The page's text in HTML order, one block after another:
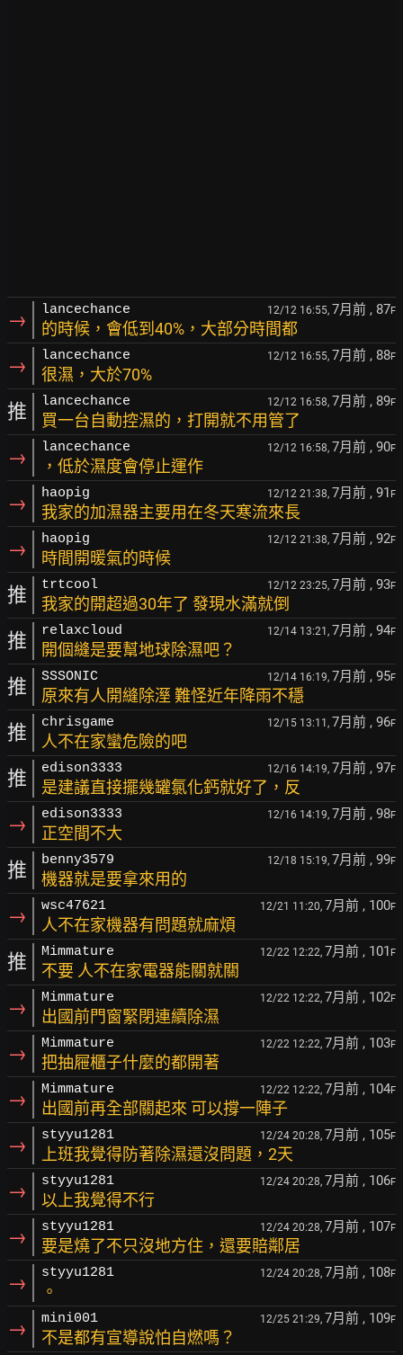
→ lancechance 12/12 16:55, 7月前 , 87F
的時候，會低到40%，大部分時間都
→ lancechance 12/12 16:55, 7月前 , 88F
很濕，大於70%
推 lancechance 12/12 16:58, 7月前 , 89F
買一台自動控濕的，打開就不用管了
→ lancechance 12/12 16:58, 7月前 , 90F
，低於濕度會停止運作
→ haopig 12/12 21:38, 7月前 , 91 F
我家的加濕器主要用在冬天寒流來長
→ haopig 12/12 21:38, 7月前 , 92F
時間開暖氣的時候
推 trtcool 12/12 23:25, 7月前 , 93F
我家的開超過30年了 發現水滿就倒
推 relaxcloud 12/14 13:21, 7月前 , 94F
開個縫是要幫地球除濕吧？
推 SSSONIC 12/14 16:19, 7月前 , 95F
原來有人開縫除溼 難怪近年降雨不穩
推 chrisgame 12/15 13:11, 7月前 , 96F
人不在家蠻危險的吧
推 edison3333 12/16 14:19, 7月前 , 97F
是建議直接擺幾罐氯化鈣就好了，反
→ edison3333 12/16 14:19, 7月前 , 98F
正空間不大
推 benny3579 12/18 15:19, 7月前 , 99F
機器就是要拿來用的
→ wsc47621 12/21 11:20, 7月前 , 100F
人不在家機器有問題就麻煩
推 Mimmature 12/22 12:22, 7月前 , 101 F
不要 人不在家電器能關就關
→ Mimmature 12/22 12:22, 7月前 , 102F
出國前門窗緊閉連續除濕
→ Mimmature 12/22 12:22, 7月前 , 103F
把抽屜櫃子什麼的都開著
→ Mimmature 12/22 12:22, 7月前 , 104F
出國前再全部關起來 可以撐一陣子
→ styyu1281 12/24 20:28, 7月前 , 105F
上班我覺得防著除濕還沒問題，2天
→ styyu1281 12/24 20:28, 7月前 , 106F
以上我覺得不行
→ styyu1281 12/24 20:28, 7月前 , 107F
要是燒了不只沒地方住，還要賠鄰居
→ styyu1281 12/24 20:28, 7月前 , 108F
。
→ mini001 12/25 21:29, 7月前 , 109F
不是都有宣導說怕自燃嗎？